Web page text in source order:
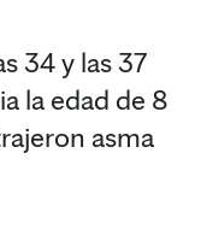
34 y las 37
la edad de 8
asma